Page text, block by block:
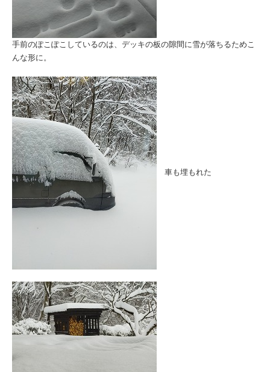
手前のぽこぽこしているのは、デッキの板の隙間に雪が落ちるためこ
んな形に。
車も埋もれた